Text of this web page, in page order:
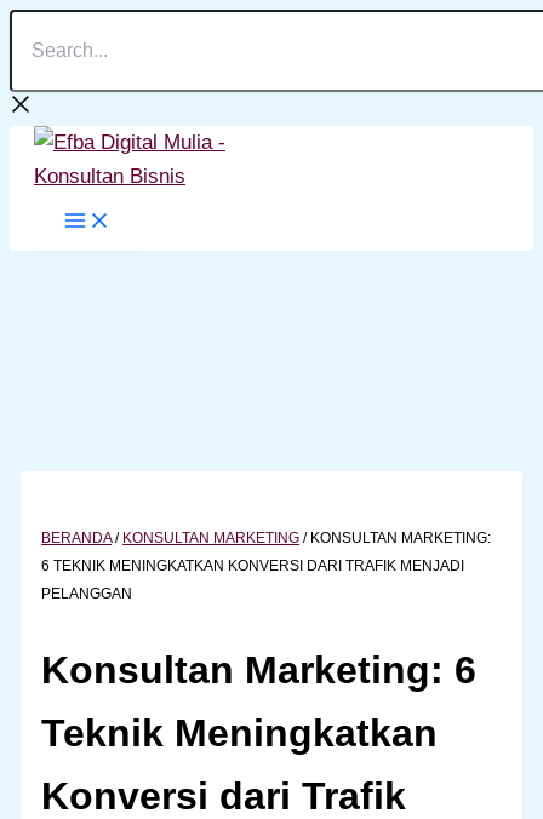
konten
Search...
BERANDA/ KONSULTAN MARKETING / KONSULTAN MARKETING:
6 TEKNIK MENINGKATKAN KONVERSI DARI TRAFIK MENJADI
PELANGGAN
Konsultan Marketing: 6
Teknik Meningkatkan
Konversi dari Trafik